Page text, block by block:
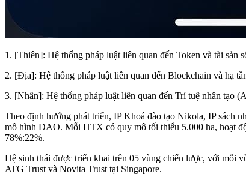
1. [Thiên]: Hệ thống pháp luật liên quan đến Token và tài sản
2. [Địa]: Hệ thống pháp luật liên quan đến Blockchain và hạ
3. [Nhân]: Hệ thống pháp luật liên quan đến Trí tuệ nhân tạo
Theo định hướng phát triển, IP Khoá đào tạo Nikola, IP sách
mô hình DAO. Mỗi HTX có quy mô tối thiểu 5.000 ha, hoạt
78%:22%.
Hệ sinh thái được triển khai trên 05 vùng chiến lược, với mỗi
ATG Trust và Novita Trust tại Singapore.